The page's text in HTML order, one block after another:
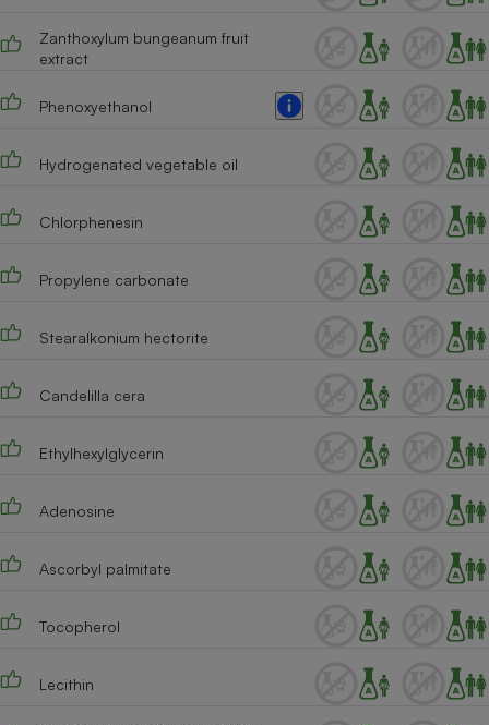
Zanthoxylum bungeanum fruit
extract
Phenoxyethanol
Hydrogenated vegetable oil
Chlorphenesin
Propylene carbonate
Stearalkonium hectorite
Candelilla cera
Ethylhexylglycerin
Adenosine
Ascorbyl palmitate
Tocopherol
Lecithin